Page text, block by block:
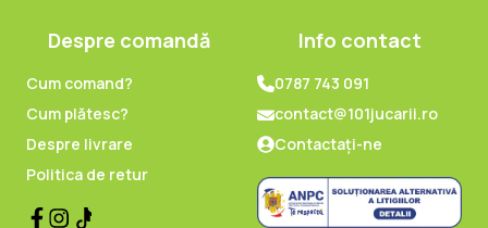
Despre comandă
Cum comand?
Cum plătesc?
Despre livrare
Politica de retur
Info contact
0787 743 091
contact@101jucarii.ro
Contactați-ne